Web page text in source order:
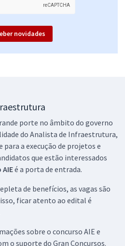
novidades
porte no âmbito do governo
do Analista de Infraestrutura,
a execução de projetos e
que estão interessados
é a porta de entrada.
de benefícios, as vagas são
ficar atento ao edital é
sobre o concurso AIE e
o suporte do Gran Concursos.